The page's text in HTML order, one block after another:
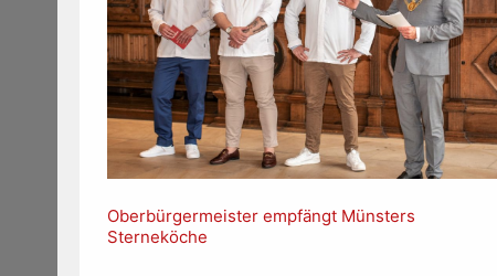
Oberbürgermeister empfängt Münsters
Sterneköche